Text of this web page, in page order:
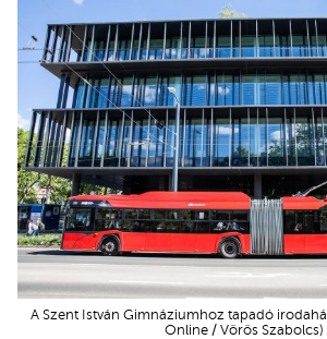
A Szent István Gimnáziumhoz tapadó
Online / Vörös Szabolcs)